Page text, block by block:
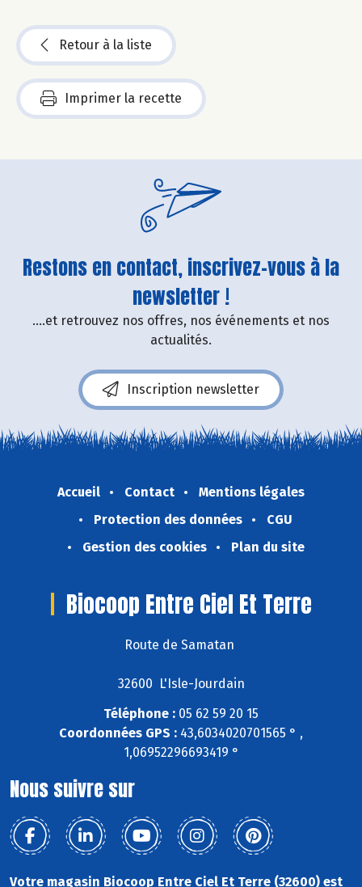
Retour à la liste
Imprimer la recette
Restons en contact, inscrivez-vous à la
newsletter !
....et retrouvez nos offres, nos événements et nos
actualités.
Inscription newsletter
Accueil Contact
Mentions légales
Protection des données
CGU
Gestion des cookies
Plan du site
Biocoop Entre Ciel Et Terre
Route de Samatan
32600 L'Isle-Jourdain
Téléphone : 05 62 59 20 15
Coordonnées GPS : 43,6034020701565 ° ,
1,06952296693419 °
Nous suivre sur
Votre magasin Biocoop Entre Ciel Et Terre (32600) est